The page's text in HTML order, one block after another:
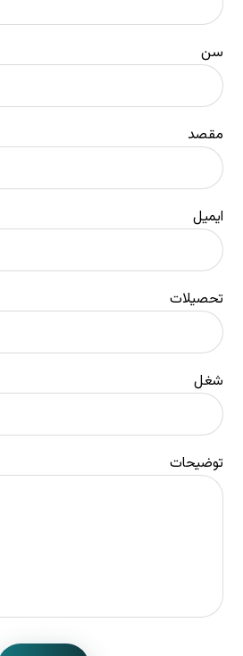
سن
مقصد
ایمیل
تحصیلات
شغل
توضیحات